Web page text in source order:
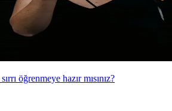
öğrenmeye hazır mısınız?